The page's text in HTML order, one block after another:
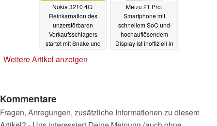
Nokia 3210 4G:
Reinkarnation des
unzerstörbaren
Verkaufsschlagers
startet mit Snake und
08.05.2024
Meizu 21 Pro:
Smartphone mit
schnellem SoC und
hochauflösendem
Display ist inoffiziell in
Weitere Artikel anzeigen
Kommentare
Fragen, Anregungen, zusätzliche Informationen zu diesem